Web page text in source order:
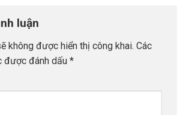
luận
không được hiển thị công khai. Các
được đánh dấu *